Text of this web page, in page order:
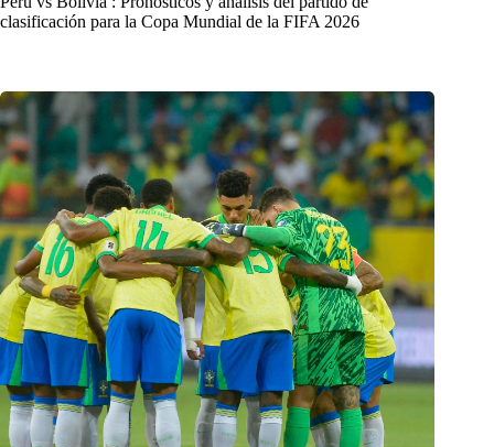
clasificación para la Copa Mundial de la FIFA 2026